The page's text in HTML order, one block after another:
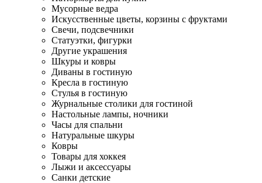
Мусорные ведра
Искусственные цветы, корзины с фруктами
Свечи, подсвечники
Статуэтки, фигурки
Другие украшения
Шкуры и ковры
Диваны в гостиную
Кресла в гостиную
Стулья в гостиную
Журнальные столики для гостиной
Настольные лампы, ночники
Часы для спальни
Натуральные шкуры
Ковры
Товары для хоккея
Лыжи и аксессуары
Санки детские